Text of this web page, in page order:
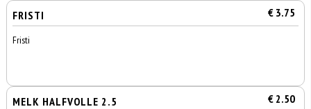
FRISTI € 3.75
Fristi
MELK HALFVOLLE 2.5 € 2.50